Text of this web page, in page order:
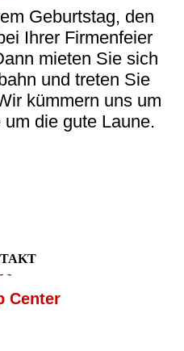
Geburtstag, den
Ihrer Firmenfeier
mieten Sie sich
und treten Sie
kümmern uns um
die gute Laune.
- -
Center